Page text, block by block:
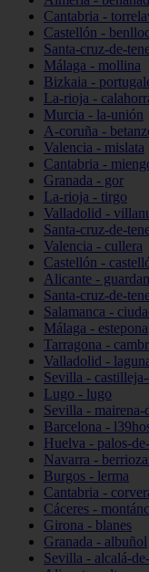
Cantabria -
Castellón -
Santa-cruz-de-
Málaga - mollina
Bizkaia -
La-rioja -
Murcia - la-unión
A-coruña -
Valencia - mislata
Cantabria -
Granada - gor
La-rioja - tirgo
Valladolid -
Santa-cruz-de-
Valencia - cullera
Castellón -
Alicante -
Santa-cruz-de-
Salamanca -
Málaga - estepona
Tarragona -
Valladolid -
Sevilla -
Lugo - lugo
Sevilla - mairena-
Barcelona -
Huelva - palos-
Navarra -
Burgos - lerma
Cantabria -
Cáceres -
Girona - blanes
Granada - albuñol
Sevilla - alcalá-